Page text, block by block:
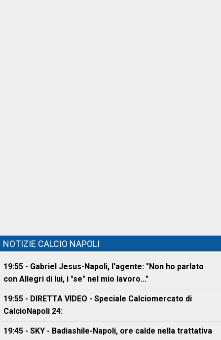
NOTIZIE CALCIO NAPOLI
19:55 - Gabriel Jesus-Napoli, l'agente: "Non ho parlato
con Allegri di lui, i "se" nel mio lavoro..."
19:55 - DIRETTA VIDEO - Speciale Calciomercato di
CalcioNapoli 24:
19:45 - SKY - Badiashile-Napoli, ore calde nella trattativa